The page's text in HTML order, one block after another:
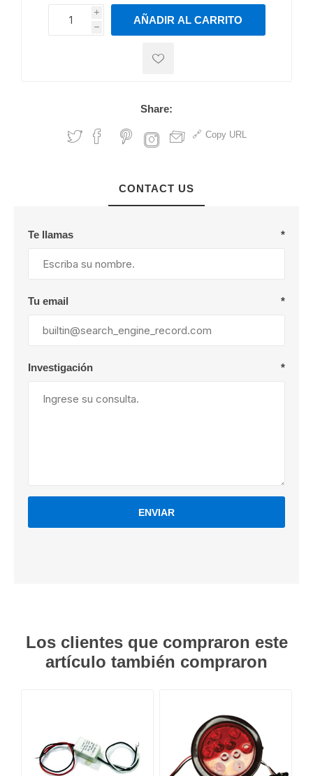
i
h
h
AÑADIR AL CARRITO
Share:
Copy URL
CONTACT US
Te llamas *
Tu email *
Investigación *
ENVIAR
Los clientes que compraron este
artículo también compraron